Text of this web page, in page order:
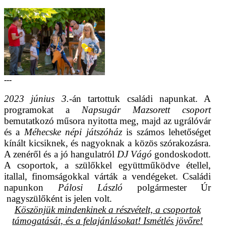
---
2023 június 3.-án tartottuk családi napunkat. A
programokat a Napsugár Mazsorett csoport
bemutatkozó műsora nyitotta meg, majd az ugrálóvár
és a Méhecske népi játszóházis számos lehetőséget
kínált kicsiknek, és nagyoknak a közös szórakozásra.
A zenéről és a jó hangulatról DJ Vágó gondoskodott.
A csoportok, a szülőkkel együttműködve étellel,
itallal, finomságokkal várták a vendégeket. Családi
napunkon Pálosi László polgármester Úr
nagyszülőként is jelen volt.
Köszönjük mindenkinek a részvételt, a csoportok
támogatását, és a felajánlásokat! Ismétlés jövőre!